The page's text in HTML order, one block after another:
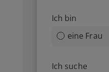
Ich bin
eine Frau
Ich suche